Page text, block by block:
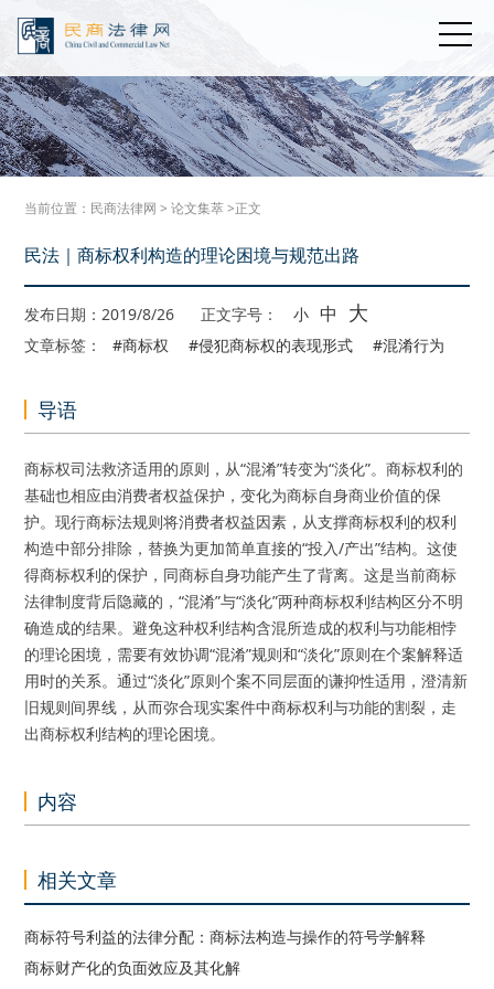
当前位置： 民商法律网 >论文集萃>正文
民法｜商标权利构造的理论困境与规范出路
发布日期：2019/8/26 正文字号： 小 中 大
文章标签： #商标权 #侵犯商标权的表现形式 #混淆行为
导语
商标权司法救济适用的原则，从“混淆”转变为“淡化”。商标权利的
基础也相应由消费者权益保护，变化为商标自身商业价值的保
护。现行商标法规则将消费者权益因素，从支撑商标权利的权利
构造中部分排除，替换为更加简单直接的“投入/产出”结构。这使
得商标权利的保护，同商标自身功能产生了背离。这是当前商标
法律制度背后隐藏的，“混淆”与“淡化”两种商标权利结构区分不明
确造成的结果。避免这种权利结构含混所造成的权利与功能相悖
的理论困境，需要有效协调“混淆”规则和“淡化”原则在个案解释适
用时的关系。通过“淡化”原则个案不同层面的谦抑性适用，澄清新
旧规则间界线，从而弥合现实案件中商标权利与功能的割裂，走
出商标权利结构的理论困境。
内容
相关文章
商标符号利益的法律分配：商标法构造与操作的符号学解释
商标财产化的负面效应及其化解